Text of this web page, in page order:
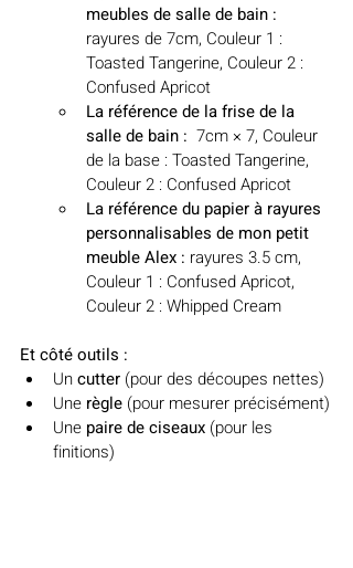
meubles de salle de bain :
rayures de 7cm, Couleur 1 :
Toasted Tangerine, Couleur 2 :
Confused Apricot
La référence de la frise de la
salle de bain :
  7cm × 7,
Couleur
de la base : Toasted Tangerine,
Couleur 2 : Confused Apricot
La référence du papier à rayures
personnalisables de mon petit
meuble Alex : rayures 3.5 cm,
Couleur 1 : Confused Apricot,
Couleur 2 : Whipped Cream
Et côté outils :
Un cutter (pour des découpes nettes)
Une règle (pour mesurer précisément)
Une paire de ciseaux (pour les
finitions)